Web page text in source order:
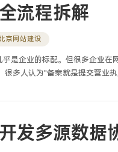
核验、京津冀专线机房专属适
配、长效运维贯穿页面设计、
流程拆解
京网站建设
是企业的标配。但很多企业
多人认为"备案就是提交营业